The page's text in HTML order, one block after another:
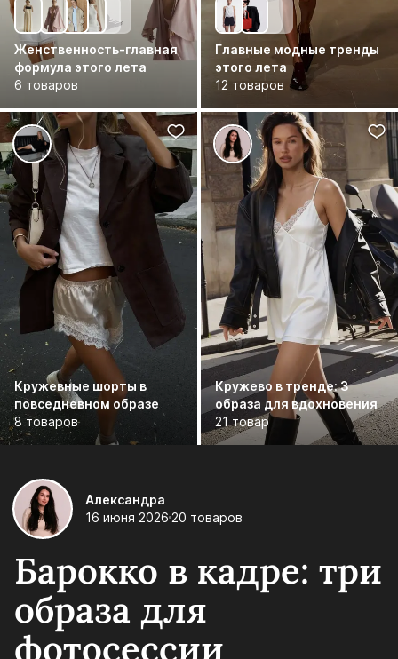
Женственность-главная
формула этого лета
6 товаров
Главные модные тренды
этого лета
12 товаров
Кружевные шорты в
повседневном образе
8 товаров
Кружево в тренде: 3
образа для вдохновения
21 товар
Александра
16 июня 2026 20 товаров
Барокко в кадре: три
образа для
фотосессии